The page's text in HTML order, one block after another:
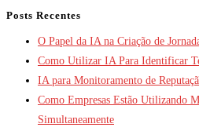
Posts Recentes
O Papel da IA na Criação de
Como Utilizar IA Para Identificar
IA para Monitoramento de
Como Empresas Estão Utilizando
Simultaneamente